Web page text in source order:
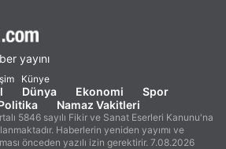
yayını
Künye
Dünya Ekonomi
Spor
Namaz Vakitleri
5846 sayılı Fikir ve Sanat Eserleri Kanunu'na
Haberlerin yeniden yayımı ve
önceden yazılı izin gerektirir. 7.08.2026